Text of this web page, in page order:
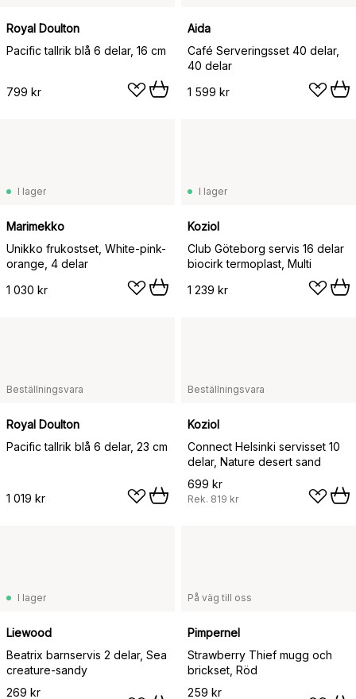
Royal Doulton
Pacific tallrik blå 6 delar, 16 cm
799 kr
Aida
Café Serveringsset 40 delar,
40 delar
1 599 kr
I lager
Marimekko
Unikko frukostset, White-pink-
orange, 4 delar
1 030 kr
I lager
Koziol
Club Göteborg servis 16 delar
biocirk termoplast, Multi
1 239 kr
Beställningsvara
Royal Doulton
Pacific tallrik blå 6 delar, 23 cm
1 019 kr
Beställningsvara
Koziol
Connect Helsinki servisset 10
delar, Nature desert sand
699 kr
Rek. 819 kr
I lager
Liewood
Beatrix barnservis 2 delar, Sea
creature-sandy
269 kr
På väg till oss
Pimpernel
Strawberry Thief mugg och
brickset, Röd
259 kr